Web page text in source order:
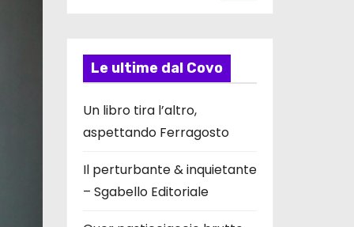
Le ultime dal Covo
Un libro tira l’altro,
aspettando Ferragosto
Il perturbante & inquietante
– Sgabello Editoriale